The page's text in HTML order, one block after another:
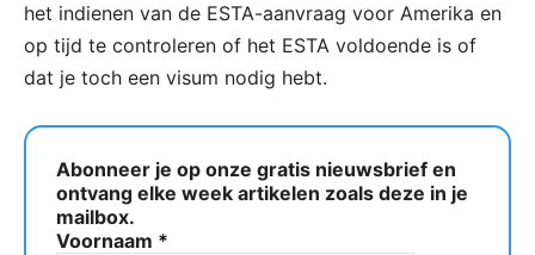
het indienen van de ESTA-aanvraag voor Amerika en
op tijd te controleren of het ESTA voldoende is of
dat je toch een visum nodig hebt.
Abonneer je op onze gratis nieuwsbrief en
ontvang elke week artikelen zoals deze in je
mailbox.
Voornaam *